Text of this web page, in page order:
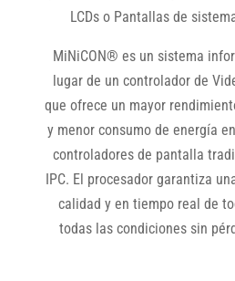
LCDs o Pantallas de
MiNiCON® es un sistema
lugar de un controlador de
que ofrece un mayor
y menor consumo de energía
controladores de pantalla
IPC. El procesador garantiza
calidad y en tiempo real de
todas las condiciones sin